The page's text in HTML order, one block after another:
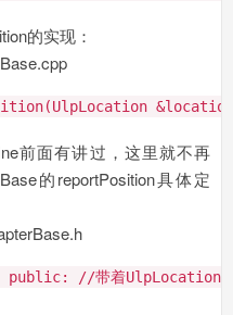
的实现：
前面有讲过，这里就不再
的reportPosition具体定
public: //带着UlpLocation